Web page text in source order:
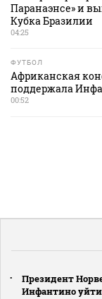
Паранаэнсе» и
Кубка Бразилии
04:25
ФУТБОЛ
Африканская
поддержала
00:52
Президент
Инфантино